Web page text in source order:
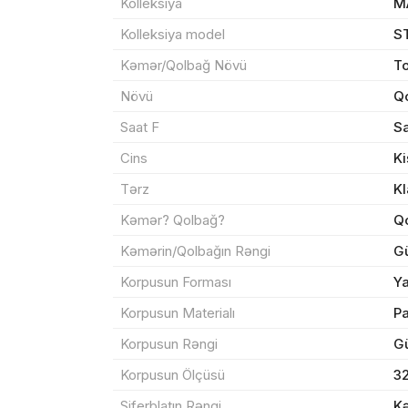
Kolleksiya model
Kəmər/Qolbağ Növü
Növü
Saat F
Cins
Tərz
Kəmər? Qolbağ?
Kəmərin/Qolbağın Rəngi
Korpusun Forması
Korpusun Materialı
Korpusun Rəngi
Korpusun Ölçüsü